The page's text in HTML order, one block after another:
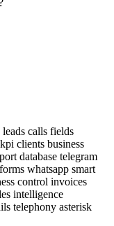
leads calls fields
kpi clients business
database telegram
forms whatsapp smart
control invoices
intelligence
telephony asterisk